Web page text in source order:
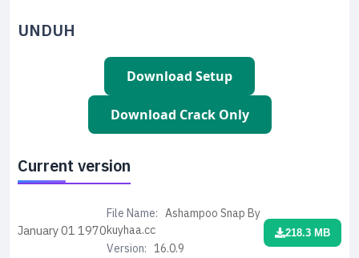
UNDUH
Download Setup
Download Crack Only
Current version
January 011970
File Name: Ashampoo Snap By
kuyhaa.cc
Version: 16.0.9
218.3 MB